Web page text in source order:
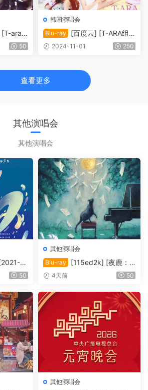
ara
字][MK
50
韩国演唱会
Blu-ray
[百度云] [T-ARA组
合日本武道馆演唱会 T-ARA J
2024-11-01 250
查看更多
其他演唱会
其他演唱会
夜
会][M
50
其他演唱会
Blu-ray
[115ed2k] [夜鹿：2
024「月亮和猫之舞」演唱
BluRay.FLAC2.0.x264]
4天前 50
其他演唱会